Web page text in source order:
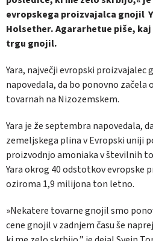
evropskega proizvajalca gnojil
Holsether. Agararhetue piše,
trgu gnojil.
Yara, največji evropski
napovedala, da bo ponovno začela
tovarnah na Nizozemskem.
Yara je že septembra napovedala,
zemeljskega plina v Evropski uniji
proizvodnjo amoniaka v številnih
Yara okrog 40 odstotkov evropske
oziroma 1,9 milijona ton letno.
»Nekatere tovarne gnojil smo
cene gnojil v zadnjem času še